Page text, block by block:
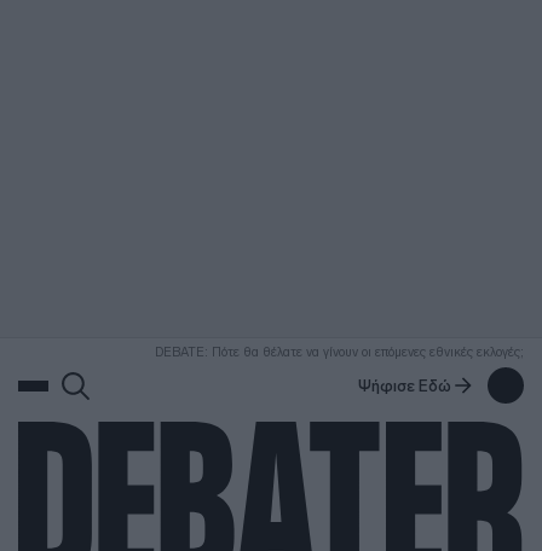
DEBATE: Πότε θα θέλατε να γίνουν οι επόμενες εθνικές εκλογές;
Ψήφισε Εδώ